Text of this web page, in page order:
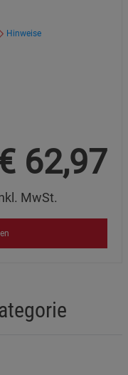
Hinweise
62,97
MwSt.